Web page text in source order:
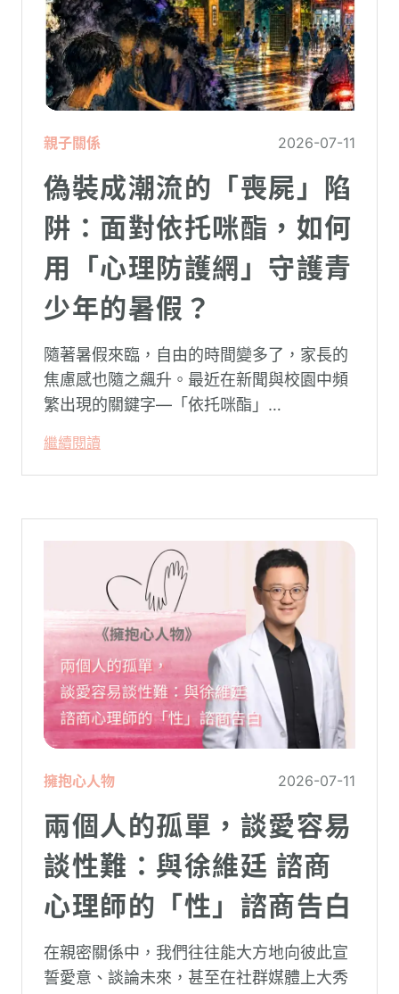
親子關係 2026-07-11
偽裝成潮流的「喪屍」陷
阱：面對依托咪酯，如何
用「心理防護網」守護青
少年的暑假？
隨著暑假來臨，自由的時間變多了，家長的
焦慮感也隨之飆升。最近在新聞與校園中頻
繁出現的關鍵字—「依托咪酯」
父母心中最深沉的恐懼。
繼續閱讀
擁抱心人物 2026-07-11
兩個人的孤單，談愛容易
談性難：與徐維廷 諮商
心理師的「性」諮商告白
在親密關係中，我們往往能大方地向彼此宣
誓愛意、談論未來，甚至在社群媒體上大秀